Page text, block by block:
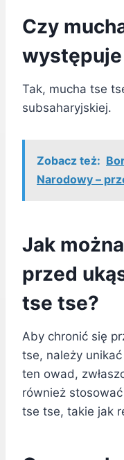
Czy
Tak, mucha tse
subsaharyjskiej.
Zobacz też:
Narodowy –
Jak
przed
tse tse?
Aby chronić się
tse, należy
ten owad,
również
tse tse, takie jak